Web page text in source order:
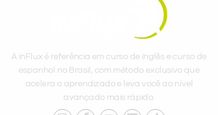
A inFlux é referência em curso de inglês e curso de
espanhol no Brasil, com método exclusivo que
acelera o aprendizado e leva você ao nível
avançado mais rápido.